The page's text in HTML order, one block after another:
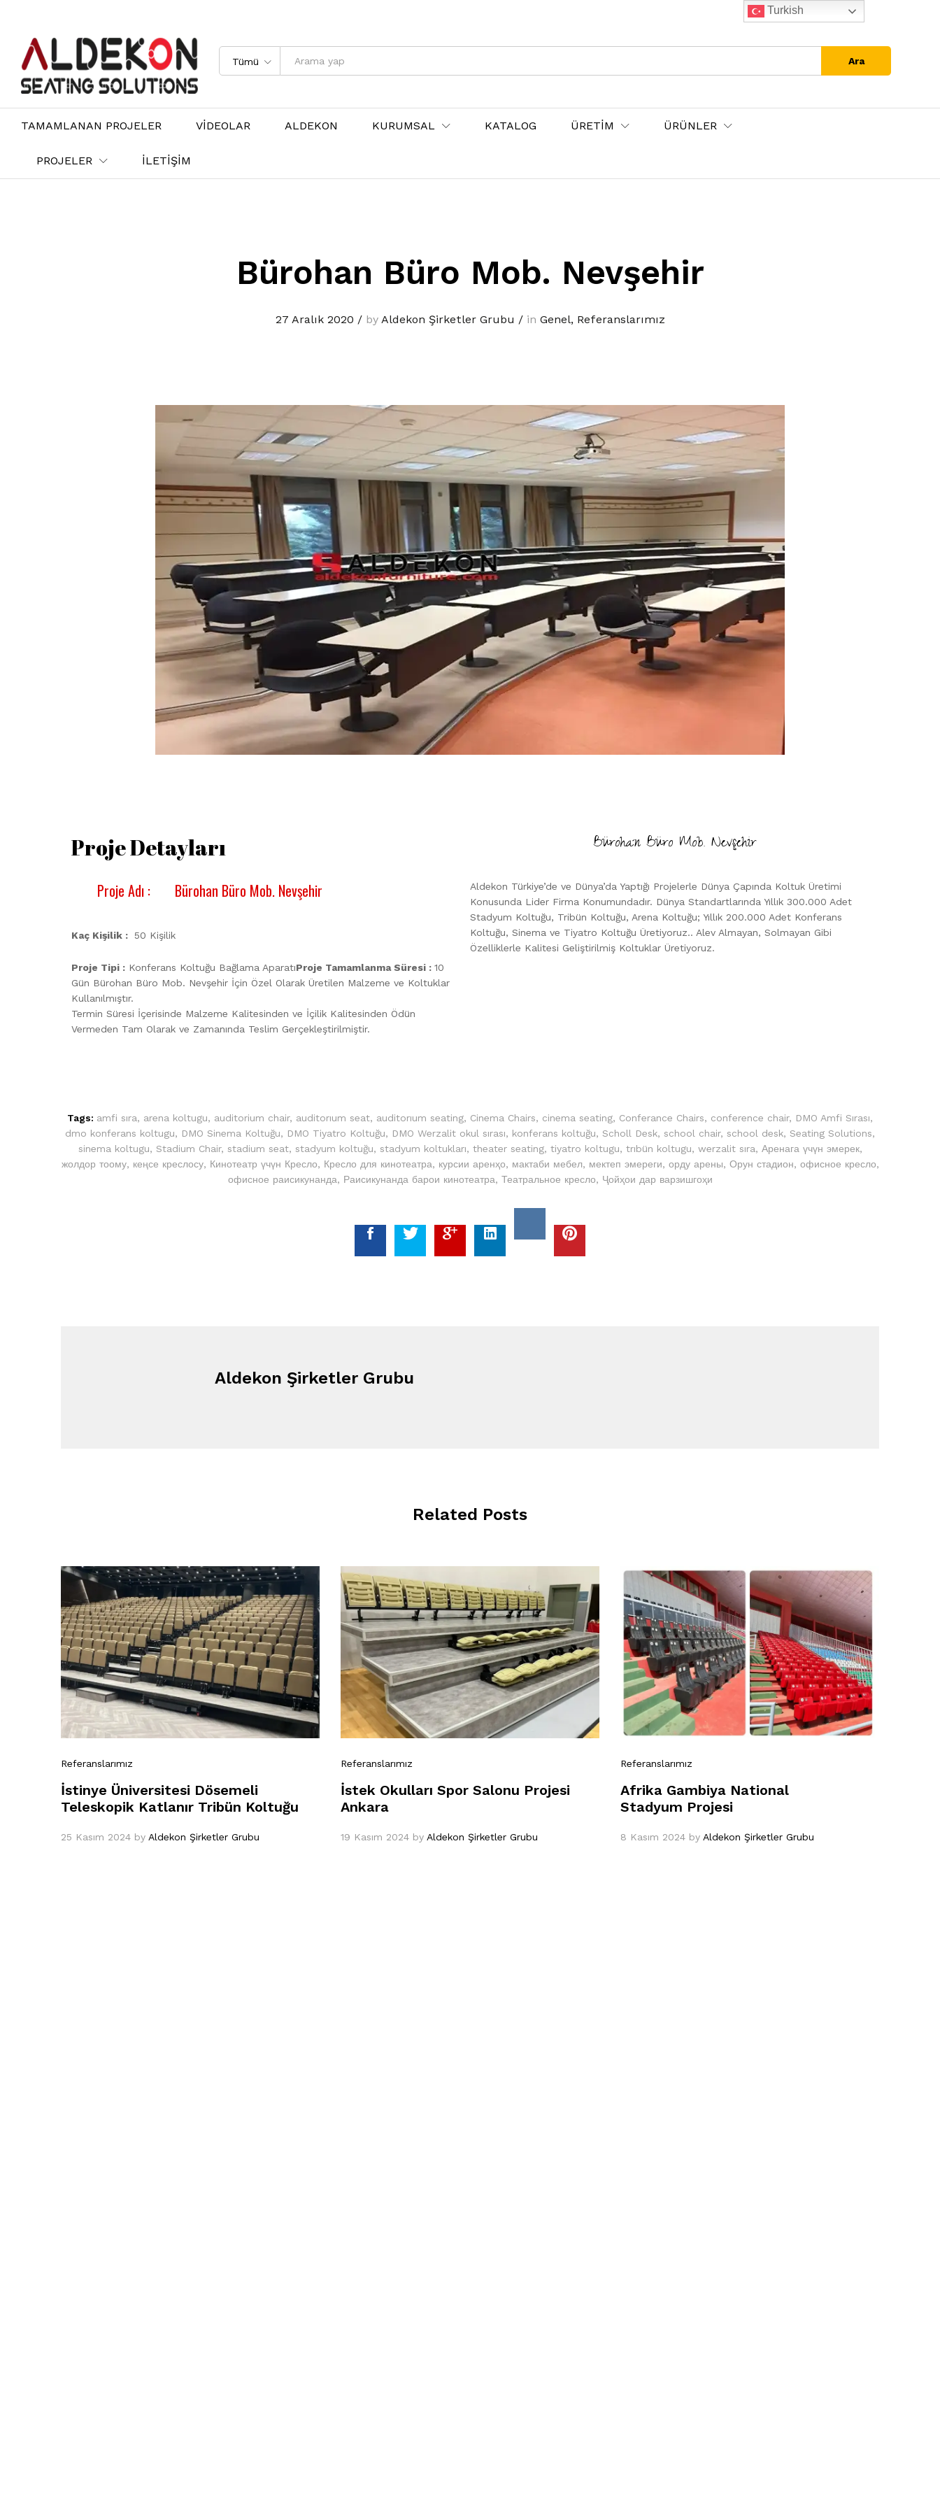
Tümü Ara
TAMAMLANAN PROJELER VİDEOLAR ALDEKON KURUMSAL KATALOG ÜRETİM ÜRÜNLER
PROJELER İLETİŞİM
Bürohan Büro Mob. Nevşehir
27 Aralık 2020 /by Aldekon Şirketler Grubu /in Genel, Referanslarımız
Proje Detayları
Proje Adı : Bürohan Büro Mob. Nevşehir
Kaç Kişilik : 50 Kişilik
Proje Tipi : Konferans Koltuğu Bağlama AparatıProje Tamamlanma Süresi : 10
Gün Bürohan Büro Mob. Nevşehir İçin Özel Olarak Üretilen Malzeme ve Koltuklar
Kullanılmıştır.
Termin Süresi İçerisinde Malzeme Kalitesinden ve İçilik Kalitesinden Ödün
Vermeden Tam Olarak ve Zamanında Teslim Gerçekleştirilmiştir.
Bürohan Büro Mob. Nevşehir
Aldekon Türkiye’de ve Dünya’da Yaptığı Projelerle Dünya Çapında Koltuk Üretimi
Konusunda Lider Firma Konumundadır. Dünya Standartlarında Yıllık 300.000 Adet
Stadyum Koltuğu, Tribün Koltuğu, Arena Koltuğu; Yıllık 200.000 Adet Konferans
Koltuğu, Sinema ve Tiyatro Koltuğu Üretiyoruz.. Alev Almayan, Solmayan Gibi
Özelliklerle Kalitesi Geliştirilmiş Koltuklar Üretiyoruz.
Tags: amfi sıra, arena koltugu, auditorium chair, auditorıum seat, auditorıum seating, Cinema Chairs, cinema seating, Conferance Chairs, conference chair, DMO Amfi Sırası,
dmo konferans koltugu, DMO Sinema Koltuğu, DMO Tiyatro Koltuğu, DMO Werzalit okul sırası, konferans koltuğu, Scholl Desk, school chair, school desk, Seating Solutions,
sinema koltugu, Stadium Chair, stadium seat, stadyum koltuğu, stadyum koltukları, theater seating, tiyatro koltugu, trıbün koltugu, werzalit sıra, Аренага үчүн эмерек,
жолдор тоому, кеңсе креслосу, Кинотеатр үчүн Кресло, Кресло для кинотеатра, курсии аренҳо, мактаби мебел, мектеп эмереги, орду арены, Орун стадион, офисное кресло,
офисное раисикунанда, Раисикунанда барои кинотеатра, Театральное кресло, Ҷойҳои дар варзишгоҳи
Aldekon Şirketler Grubu
Related Posts
Referanslarımız
İstinye Üniversitesi Dösemeli
Teleskopik Katlanır Tribün Koltuğu
25 Kasım 2024 by Aldekon Şirketler Grubu
Referanslarımız
İstek Okulları Spor Salonu Projesi
Ankara
19 Kasım 2024 by Aldekon Şirketler Grubu
Referanslarımız
Afrika Gambiya National
Stadyum Projesi
8 Kasım 2024 by Aldekon Şirketler Grubu
Turkish